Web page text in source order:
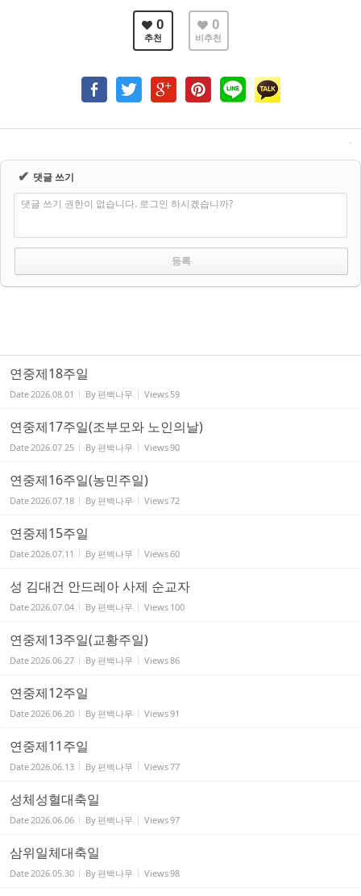
0
추천
0
비추천
✔ 댓글 쓰기
댓글 쓰기 권한이 없습니다. 로그인 하시겠습니까?
연중제18주일
Date2026.08.01 By편백나무 Views 59
연중제17주일(조부모와 노인의날)
Date2026.07.25 By편백나무 Views90
연중제16주일(농민주일)
Date2026.07.18 By편백나무 Views72
연중제15주일
Date2026.07.11 By편백나무 Views60
성 김대건 안드레아 사제 순교자
Date2026.07.04 By편백나무 Views 100
연중제13주일(교황주일)
Date2026.06.27 By편백나무 Views86
연중제12주일
Date2026.06.20 By편백나무 Views91
연중제11주일
Date2026.06.13 By편백나무 Views77
성체성혈대축일
Date2026.06.06 By편백나무 Views97
삼위일체대축일
Date2026.05.30 By편백나무 Views98